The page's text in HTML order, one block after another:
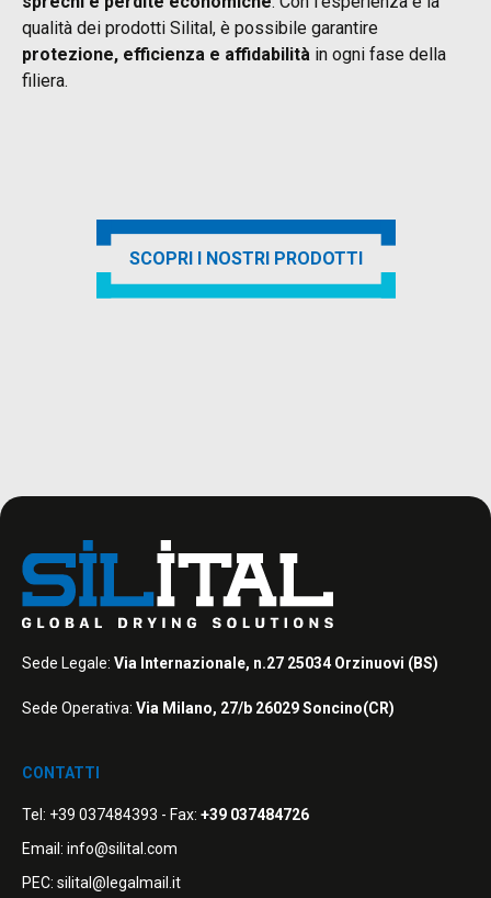
qualità dei prodotti Silital, è possibile garantire
protezione, efficienza e affidabilità in ogni fase della
filiera.
SCOPRI I NOSTRI PRODOTTI
Sede Legale: Via Internazionale, n.27 25034 Orzinuovi (BS)
Sede Operativa: Via Milano, 27/b 26029 Soncino(CR)
CONTATTI
Tel: +39 037484393 - Fax: +39 037484726
Email: info@silital.com
PEC: silital@legalmail.it